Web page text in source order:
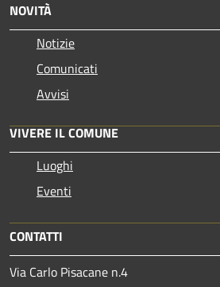
NOVITÀ
Notizie
Comunicati
Avvisi
VIVERE IL COMUNE
Luoghi
Eventi
CONTATTI
Via Carlo Pisacane n.4